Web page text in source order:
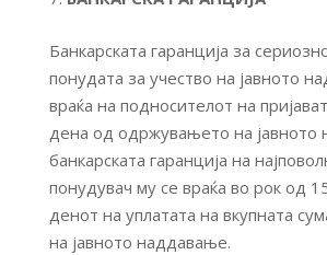
Банкарската гаранција за
понудата за учество на јавното
враќа на подносителот на
дена од одржувањето на јавното
банкарската гаранција на
понудувач му се враќа во рок од
денот на уплатата на вкупната
на јавното наддавање.